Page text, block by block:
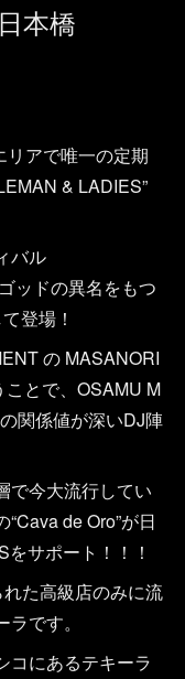
本橋
リアで唯一の定期
& LADIES”
バル
ッドの異名をもつ
登場！
の MASANORI
とで、OSAMU M
関係値が深いDJ陣
で今大流行してい
de Oro”が日
サポート！！！
た高級店のみに流
です。
コにあるテキーラ